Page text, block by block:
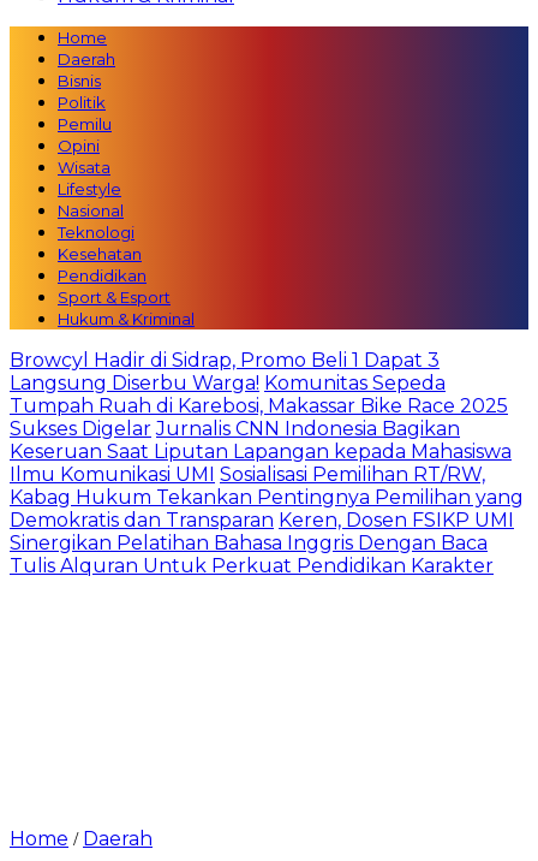
Home
Daerah
Bisnis
Politik
Pemilu
Opini
Wisata
Lifestyle
Nasional
Teknologi
Kesehatan
Pendidikan
Sport & Esport
Hukum & Kriminal
Browcyl Hadir di Sidrap, Promo Beli 1 Dapat 3
Langsung Diserbu Warga! Komunitas Sepeda
Tumpah Ruah di Karebosi, Makassar Bike Race 2025
Sukses Digelar Jurnalis CNN Indonesia Bagikan
Keseruan Saat Liputan Lapangan kepada Mahasiswa
Ilmu Komunikasi UMI Sosialisasi Pemilihan RT/RW,
Kabag Hukum Tekankan Pentingnya Pemilihan yang
Demokratis dan Transparan Keren, Dosen FSIKP UMI
Sinergikan Pelatihan Bahasa Inggris Dengan Baca
Tulis Alquran Untuk Perkuat Pendidikan Karakter
Home / Daerah